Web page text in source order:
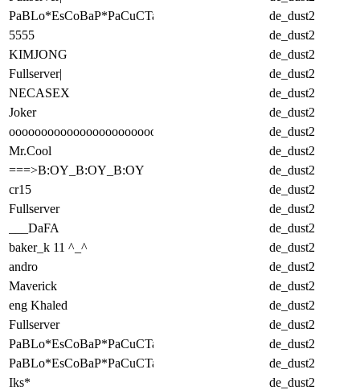
PaBLo*EsCoBaP*PaCuCTa
de_dust2
5555
de_dust2
KIMJONG
de_dust2
Fullserver|
de_dust2
NECASEX
de_dust2
Joker
de_dust2
ooooooooooooooooooooooooooo
de_dust2
Mr.Cool
de_dust2
===>B:OY_B:OY_B:OY
de_dust2
cr15
de_dust2
Fullserver
de_dust2
___DaFA
de_dust2
baker_k 11 ^_^
de_dust2
andro
de_dust2
Maverick
de_dust2
eng Khaled
de_dust2
Fullserver
de_dust2
PaBLo*EsCoBaP*PaCuCTa
de_dust2
PaBLo*EsCoBaP*PaCuCTa
de_dust2
Iks*
de_dust2